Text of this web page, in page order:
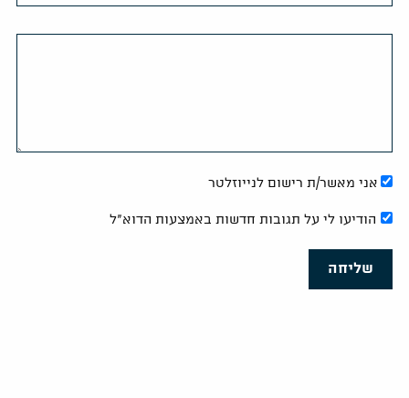
אני מאשר/ת רישום לנייוזלטר
הודיעו לי על תגובות חדשות באמצעות הדוא"ל
שליחה